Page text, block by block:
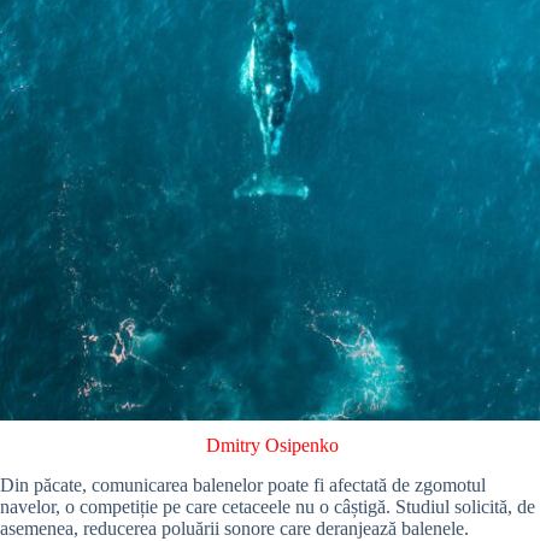
Dmitry Osipenko
Din păcate, comunicarea balenelor poate fi afectată de zgomotul
navelor, o competiție pe care cetaceele nu o câștigă. Studiul solicită, de
asemenea, reducerea poluării sonore care deranjează balenele.